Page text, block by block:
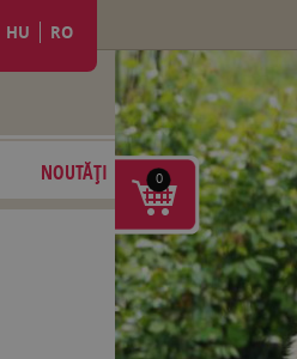
HU RO
NOUTĂȚI 0